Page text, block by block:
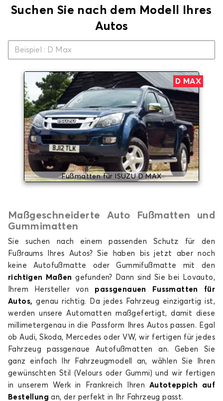
Suchen Sie nach dem Modell Ihres
Autos
D MAX
Fußmatten für ISUZU D MAX
Maßgeschneiderte Auto Fußmatten und
Gummimatten
Sie suchen nach einem passenden Schutz für den
Fußraums Ihres Autos? Sie haben bis jetzt aber noch
keine Autofußmatte oder Gummifußmatte mit den
richtigen Maßen gefunden? Dann sind Sie bei Lovauto,
Ihrem Hersteller von passgenauen Fussmatten für
Autos, genau richtig. Da jedes Fahrzeug einzigartig ist,
werden unsere Automatten maßgefertigt, damit diese
millimetergenau in die Passform Ihres Autos passen. Egal
ob Audi, Skoda, Mercedes oder VW, wir fertigen für jedes
Fahrzeug passgenaue Autofußmatten an. Geben Sie
ganz einfach Ihr Fahrzeugmodell an, wählen Sie Ihren
gewünschten Stil (Velours oder Gummi) und wir fertigen
in unserem Werk in Frankreich Ihren Autoteppich auf
Bestellung an, der perfekt in Ihr Fahrzeug passt.